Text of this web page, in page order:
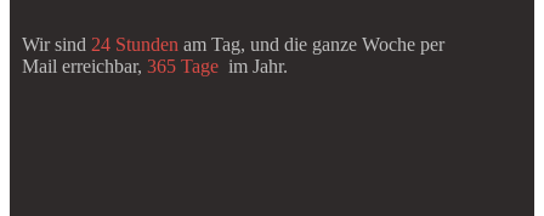
Wir sind 24 Stunden am Tag, und die ganze Woche per
Mail erreichbar, 365 Tage im Jahr.